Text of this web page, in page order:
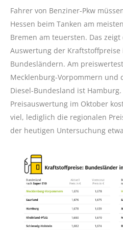
Fahrer von Benziner-Pkw
Hessen beim Tanken am
Bremen am teuersten. Das zeigt
Auswertung der
Bundesländern. Am
Mecklenburg-Vorpommern und
Diesel-Bundesland ist
Preisauswertung im Oktober
viel, lediglich die regionalen
der heutigen Untersuchung